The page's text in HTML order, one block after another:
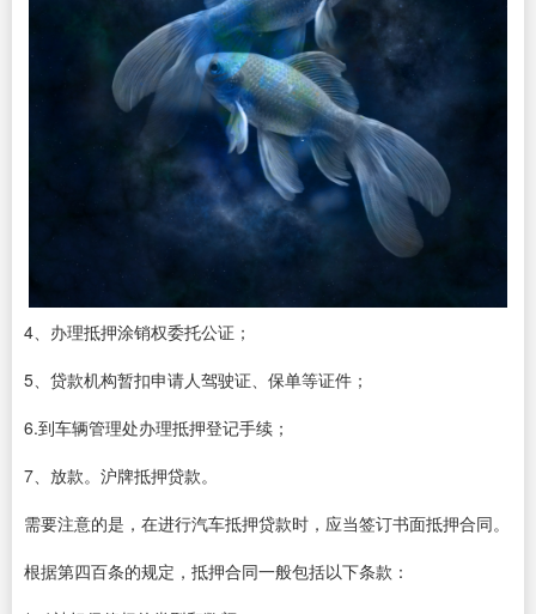
4、办理抵押涂销权委托公证；
5、贷款机构暂扣申请人驾驶证、保单等证件；
6.到车辆管理处办理抵押登记手续；
7、放款。沪牌抵押贷款。
需要注意的是，在进行汽车抵押贷款时，应当签订书面抵押合同。
根据第四百条的规定，抵押合同一般包括以下条款：